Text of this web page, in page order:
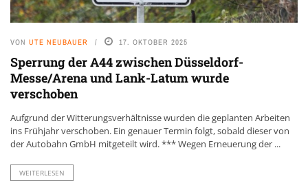
VON UTE NEUBAUER 17. OKTOBER 2025
Sperrung der A44 zwischen Düsseldorf-
Messe/Arena und Lank-Latum wurde
verschoben
Aufgrund der Witterungsverhältnisse wurden die geplanten Arbeiten
ins Frühjahr verschoben. Ein genauer Termin folgt, sobald dieser von
der Autobahn GmbH mitgeteilt wird. *** Wegen Erneuerung der ...
WEITERLESEN